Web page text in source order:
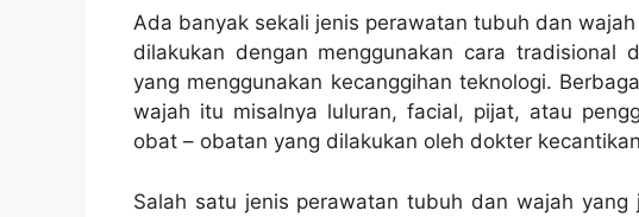
Ada banyak sekali jenis perawatan tubuh dan
dilakukan dengan menggunakan cara
yang menggunakan kecanggihan teknologi.
wajah itu misalnya luluran, facial, pijat, atau
obat – obatan yang dilakukan oleh dokter
Salah satu jenis perawatan tubuh dan wajah